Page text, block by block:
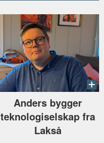
Anders bygger
teknologiselskap fra
Lakså